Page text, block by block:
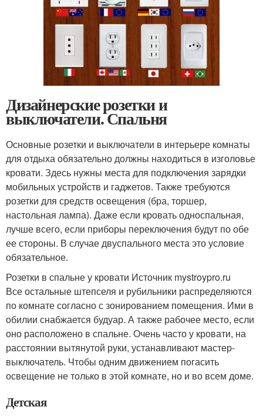
Дизайнерские розетки и
выключатели. Спальня
Основные розетки и выключатели в интерьере комнаты
для отдыха обязательно должны находиться в изголовье
кровати. Здесь нужны места для подключения зарядки
мобильных устройств и гаджетов. Также требуются
розетки для средств освещения (бра, торшер,
настольная лампа). Даже если кровать односпальная,
лучше всего, если приборы переключения будут по обе
ее стороны. В случае двуспального места это условие
обязательное.
Розетки в спальне у кровати Источник mystroypro.ru
Все остальные штепселя и рубильники распределяются
по комнате согласно с зонированием помещения. Ими в
обилии снабжается будуар. А также рабочее место, если
оно расположено в спальне. Очень часто у кровати, на
расстоянии вытянутой руки, устанавливают мастер-
выключатель. Чтобы одним движением погасить
освещение не только в этой комнате, но и во всем доме.
Детская